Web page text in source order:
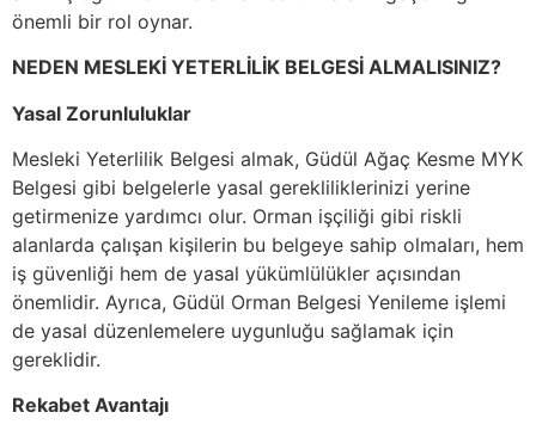
önemli bir rol oynar.
NEDEN MESLEKİ YETERLİLİK BELGESİ ALMALISINIZ?
Yasal Zorunluluklar
Mesleki Yeterlilik Belgesi almak, Güdül Ağaç Kesme MYK
Belgesi gibi belgelerle yasal gerekliliklerinizi yerine
getirmenize yardımcı olur. Orman işçiliği gibi riskli
alanlarda çalışan kişilerin bu belgeye sahip olmaları, hem
iş güvenliği hem de yasal yükümlülükler açısından
önemlidir. Ayrıca, Güdül Orman Belgesi Yenileme işlemi
de yasal düzenlemelere uygunluğu sağlamak için
gereklidir.
Rekabet Avantajı